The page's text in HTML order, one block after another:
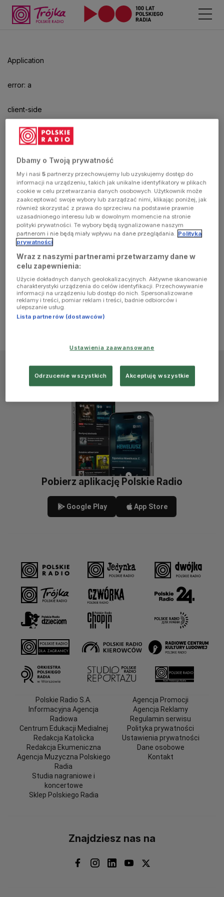
Application
error: a
client-side
exception
has
occurred
(see the
browser
console for
more
information)
aby
odtwarzać.
Pobierz aplikację Polskie Radio
Google Play App Store
Polskie Radio S.A.
Informacyjna Agencja
Radiowa
Centrum Edukacji Medialnej
Redakcja Katolicka
Redakcja Ekumeniczna
Agencja Muzyczna Polskiego
Radia
Studia nagraniowe i
koncertowe
Sklep Polskiego Radia
Agencja Promocji
Agencja Reklamy
Regulamin serwisu
Polityka prywatności
Ustawienia prywatności
Dane osobowe
Kontakt
Znajdziesz nas na
Dbamy o Twoją prywatność
My i nasi5 partnerzy przechowujemy lub uzyskujemy dostęp do
informacji na urządzeniu, takich jak unikalne identyfikatory w plikach
cookie w celu przetwarzania danych osobowych. Użytkownik może
zaakceptować swoje wybory lub zarządzać nimi, klikając poniżej, jak
również skorzystać z prawa do sprzeciwu na podstawie prawnie
uzasadnionego interesu lub w dowolnym momencie na stronie
polityki prywatności. Te wybory będą sygnalizowane naszym
partnerom i nie będą miały wpływu na dane przeglądania. Polityka
prywatności
Wraz z naszymi partnerami przetwarzamy dane w
celu zapewnienia:
Użycie dokładnych danych geolokalizacyjnych. Aktywne skanowanie
charakterystyki urządzenia do celów identyfikacji. Przechowywanie
informacji na urządzeniu lub dostęp do nich. Spersonalizowane
reklamy i treści, pomiar reklam i treści, badnie odbiorców i
ulepszanie usług.
Lista partnerów (dostawców)
Ustawienia zaawansowane
Odrzucenie wszystkich Akceptuję wszystkie